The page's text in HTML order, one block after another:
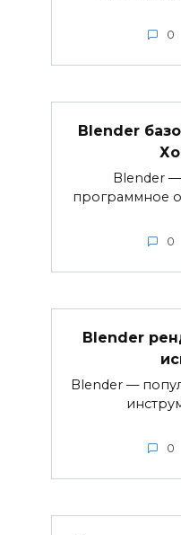
0
Blender
Blender
программное
0
Blender
Blender —
0